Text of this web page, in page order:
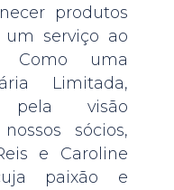
produtos
serviço ao
Como uma
Limitada,
pela visão
sócios,
e Caroline
paixão e